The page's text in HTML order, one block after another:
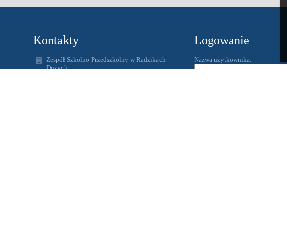
Kontakty
Zespół Szkolno-Przedszkolny w Radzikach
Dużych
Logowanie
Nazwa użytkownika: